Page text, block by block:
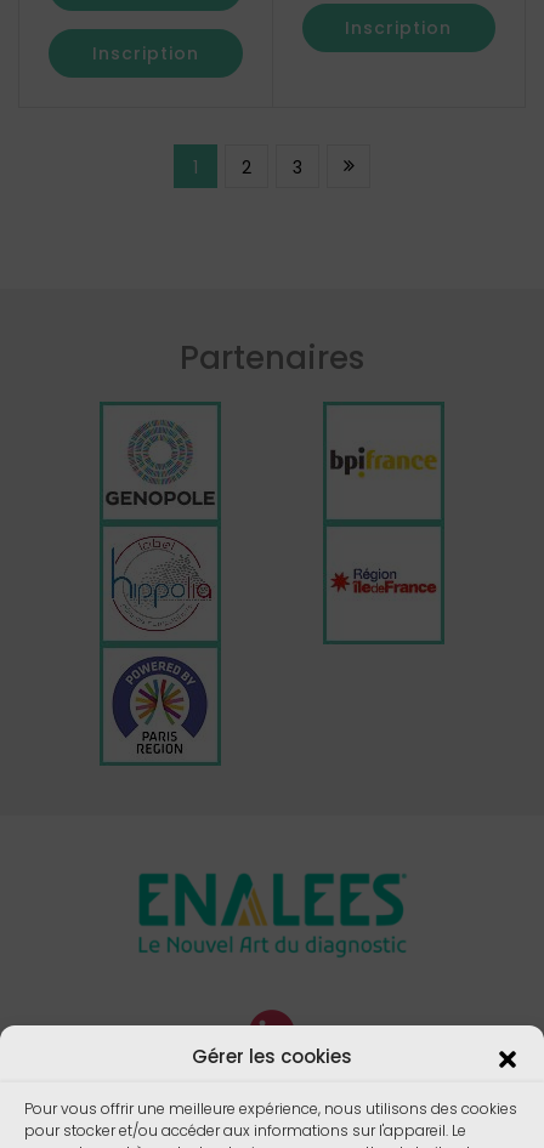
Gérer les cookies
Pour vous offrir une meilleure expérience, nous utilisons des cookies
pour stocker et/ou accéder aux informations sur l'appareil. Le
Inscription
Inscription
1 2 3
Partenaires